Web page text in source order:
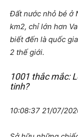
Đất nước nhỏ bé ở
km2, chỉ lớn hơn
biết đến là quốc
2 thế giới.
1001 thắc mắc:
tinh?
10:08:37 21/07/